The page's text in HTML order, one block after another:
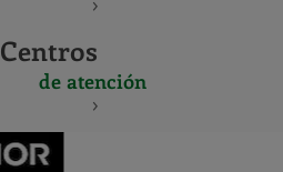
Centros
de atención